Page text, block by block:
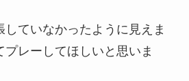
ていなかったように見えま
プレーしてほしいと思いま